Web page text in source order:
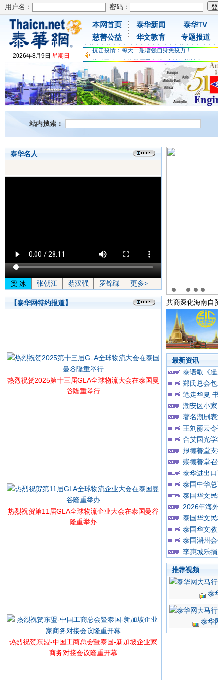
用户名： 密码：
2026年8月9日星期日
本网首页
慈善公益
泰华新闻
华文教育
泰华TV
专题报道
为时不晚，人体胶原蛋白维C应该这样补充
关爱儿童健康，免费领取日本原装尤妮佳超立体
抗击疫情：每天一瓶增强自身免疫力！
为时不晚，人体胶原蛋白维C应该这样补充
关爱儿童健康，免费领取日本原装尤妮佳超立体
抗击疫情：每天一瓶增强自身免疫力！
站内搜索：
泰华名人
梁 冰 张朝江 蔡汉强 罗锦碟 更多>
【泰华网特约报道】
热烈祝贺2025第十三届GLA全球物流大会在泰国曼
谷隆重举行
热烈祝贺第11届GLA全球物流企业大会在泰国曼谷
隆重举办
热烈祝贺东盟-中国工商总会暨泰国-新加坡企业家
商务对接会议隆重开幕
强光临蔡总出席会议 就十一月钻禧庆典提出宝贵意 共商深化海南自
最新资讯
泰语歌《
郑氏总会
笔走华夏
潮安区小
著名潮剧
王刘丽云
合艾国光
报德善堂
崇德善堂
泰华进出
泰国中华
泰国华文
2026年海
泰国华文
泰国华文
泰国潮州
李惠城乐
推荐视频
泰
泰华